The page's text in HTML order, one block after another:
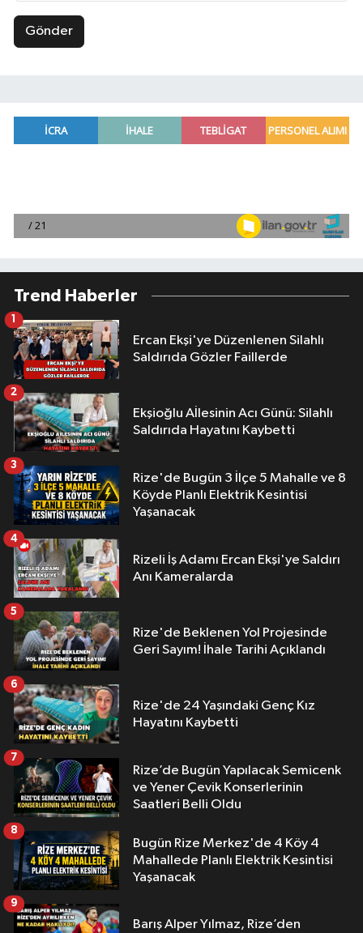
Gönder
Trend Haberler
Ercan Ekşi'ye Düzenlenen Silahlı
Saldırıda Gözler Faillerde
1
Ekşioğlu Aİlesinin Acı Günü: Silahlı
Saldırıda Hayatını Kaybetti
2
Rize'de Bugün 3 İlçe 5 Mahalle ve 8
Köyde Planlı Elektrik Kesintisi
Yaşanacak
3
Rizeli İş Adamı Ercan Ekşi'ye Saldırı
Anı Kameralarda
4
Rize'de Beklenen Yol Projesinde
Geri Sayım! İhale Tarihi Açıklandı
5
Rize'de 24 Yaşındaki Genç Kız
Hayatını Kaybetti
6
Rize’de Bugün Yapılacak Semicenk
ve Yener Çevik Konserlerinin
Saatleri Belli Oldu
7
Bugün Rize Merkez'de 4 Köy 4
Mahallede Planlı Elektrik Kesintisi
Yaşanacak
8
Barış Alper Yılmaz, Rize’den
9